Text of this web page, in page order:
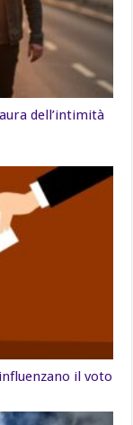
dell’intimità
il voto